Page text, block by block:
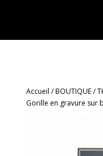
Accueil /BOUTIQUE/
Gorille en gravure sur